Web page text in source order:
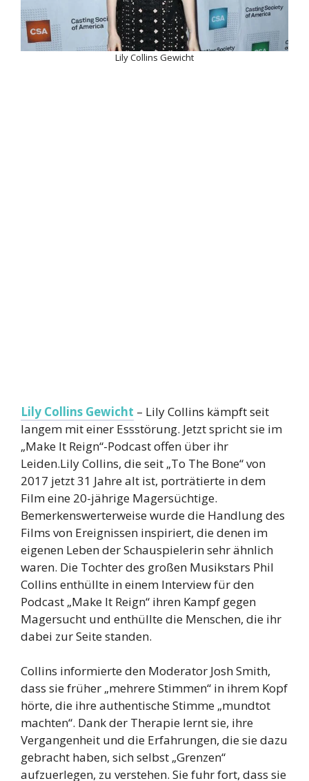
Lily Collins Gewicht
Lily Collins Gewicht – Lily Collins kämpft seit
langem mit einer Essstörung. Jetzt spricht sie im
„Make It Reign“-Podcast offen über ihr
Leiden.Lily Collins, die seit „To The Bone“ von
2017 jetzt 31 Jahre alt ist, porträtierte in dem
Film eine 20-jährige Magersüchtige.
Bemerkenswerterweise wurde die Handlung des
Films von Ereignissen inspiriert, die denen im
eigenen Leben der Schauspielerin sehr ähnlich
waren. Die Tochter des großen Musikstars Phil
Collins enthüllte in einem Interview für den
Podcast „Make It Reign“ ihren Kampf gegen
Magersucht und enthüllte die Menschen, die ihr
dabei zur Seite standen.
Collins informierte den Moderator Josh Smith,
dass sie früher „mehrere Stimmen“ in ihrem Kopf
hörte, die ihre authentische Stimme „mundtot
machten“. Dank der Therapie lernt sie, ihre
Vergangenheit und die Erfahrungen, die sie dazu
gebracht haben, sich selbst „Grenzen“
aufzuerlegen, zu verstehen. Sie fuhr fort, dass sie